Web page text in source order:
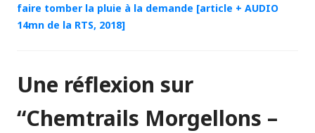
faire tomber la pluie à la demande [article + AUDIO
14mn de la RTS, 2018]
Une réflexion sur
“Chemtrails Morgellons –